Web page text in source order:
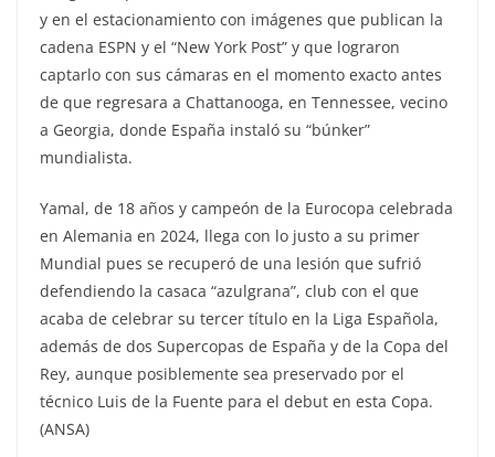
y en el estacionamiento con imágenes que publican la
cadena ESPN y el “New York Post” y que lograron
captarlo con sus cámaras en el momento exacto antes
de que regresara a Chattanooga, en Tennessee, vecino
a Georgia, donde España instaló su “búnker”
mundialista.
Yamal, de 18 años y campeón de la Eurocopa celebrada
en Alemania en 2024, llega con lo justo a su primer
Mundial pues se recuperó de una lesión que sufrió
defendiendo la casaca “azulgrana”, club con el que
acaba de celebrar su tercer título en la Liga Española,
además de dos Supercopas de España y de la Copa del
Rey, aunque posiblemente sea preservado por el
técnico Luis de la Fuente para el debut en esta Copa.
(ANSA)